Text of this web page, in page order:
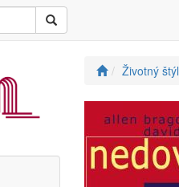
Životný štýl